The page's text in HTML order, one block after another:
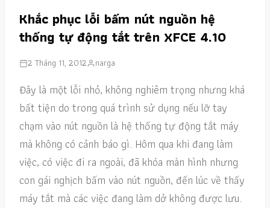
Khắc phục lỗi bấm nút nguồn hệ
thống tự động tắt trên XFCE 4.10
2 Tháng 11, 2012 narga
Đây là một lỗi nhỏ, không nghiêm trọng nhưng khá
bất tiện do trong quá trình sử dụng nếu lỡ tay
chạm vào nút nguồn là hệ thống tự động tắt máy
mà không có cảnh báo gì. Hôm qua khi đang làm
việc, có việc đi ra ngoài, đã khóa màn hình nhưng
con gái nghịch bấm vào nút nguồn, đến lúc về thấy
máy tắt mà các việc đang làm dở không được lưu.